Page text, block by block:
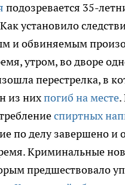
подозревается 35-
установило
и обвиняемым
утром, во дворе
перестрелка, в
из нихпогиб на месте.
спиртных
делу завершено и
Криминальные
предшествовало